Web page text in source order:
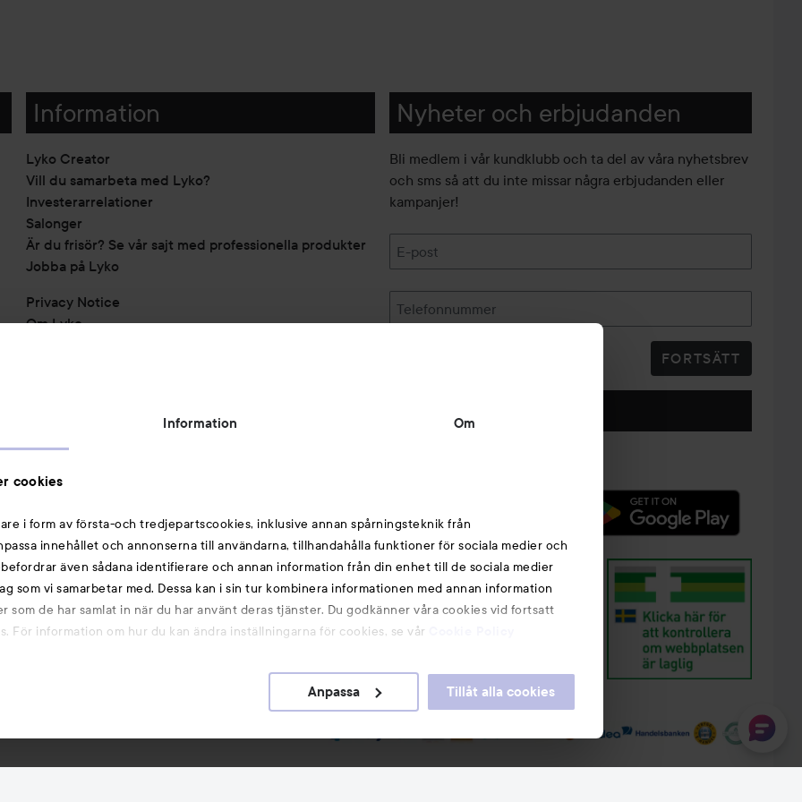
Information Om
cookies
i form av första-och tredjepartscookies, inklusive annan spårningsteknik från
innehållet och annonserna till användarna, tillhandahålla funktioner för sociala medier och
även sådana identifierare och annan information från din enhet till de sociala medier
som vi samarbetar med. Dessa kan i sin tur kombinera informationen med annan information
som de har samlat in när du har använt deras tjänster. Du godkänner våra cookies vid fortsatt
För information om hur du kan ändra inställningarna för cookies, se vår
Anpassa Tillåt alla cookies
Information
Lyko Creator
Vill du samarbeta med Lyko?
Investerarrelationer
Salonger
Är du frisör? Se vår sajt med professionella produkter
Jobba på Lyko
Privacy Notice
Om Lyko
Michael Edwards Fragrances of the World
Cookie Consent
Partners
Du kanske också gillar
Smink
Hårnålar
Nyheter och erbjudanden
Bli medlem i vår kundklubb och ta del av våra nyhetsbrev
och sms så att du inte missar några erbjudanden eller
kampanjer!
E-post
Telefonnummer
FORTSÄTT
Följ oss